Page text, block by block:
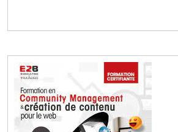
de
l’expression
personnelle